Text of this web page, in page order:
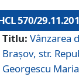
570/
Titlu: Vânzarea
Braşov, str.
Georgescu